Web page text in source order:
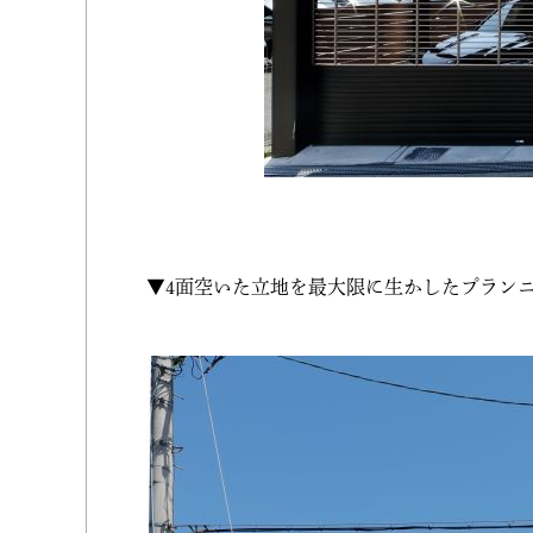
▼4面空いた立地を最大限に生かしたプラン